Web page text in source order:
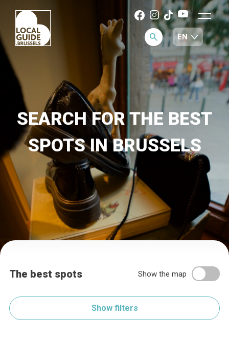
SEARCH FOR THE BEST
SPOTS IN BRUSSELS
The best spots Show the map
Show filters